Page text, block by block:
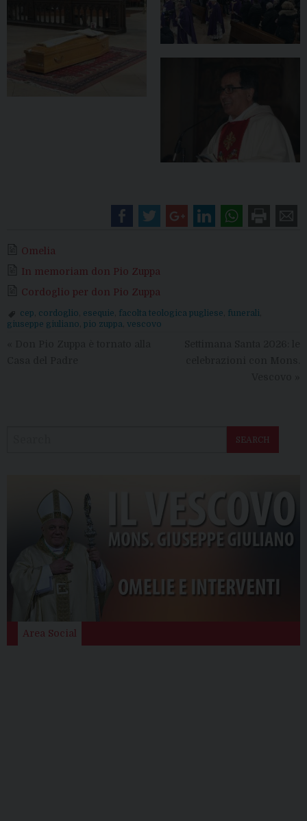
Omelia
In memoriam don Pio Zuppa
Cordoglio per don Pio Zuppa
cep cordoglio esequie facolta teologica pugliese funerali
giuseppe giuliano pio zuppa vescovo
SEARCH
Area Social